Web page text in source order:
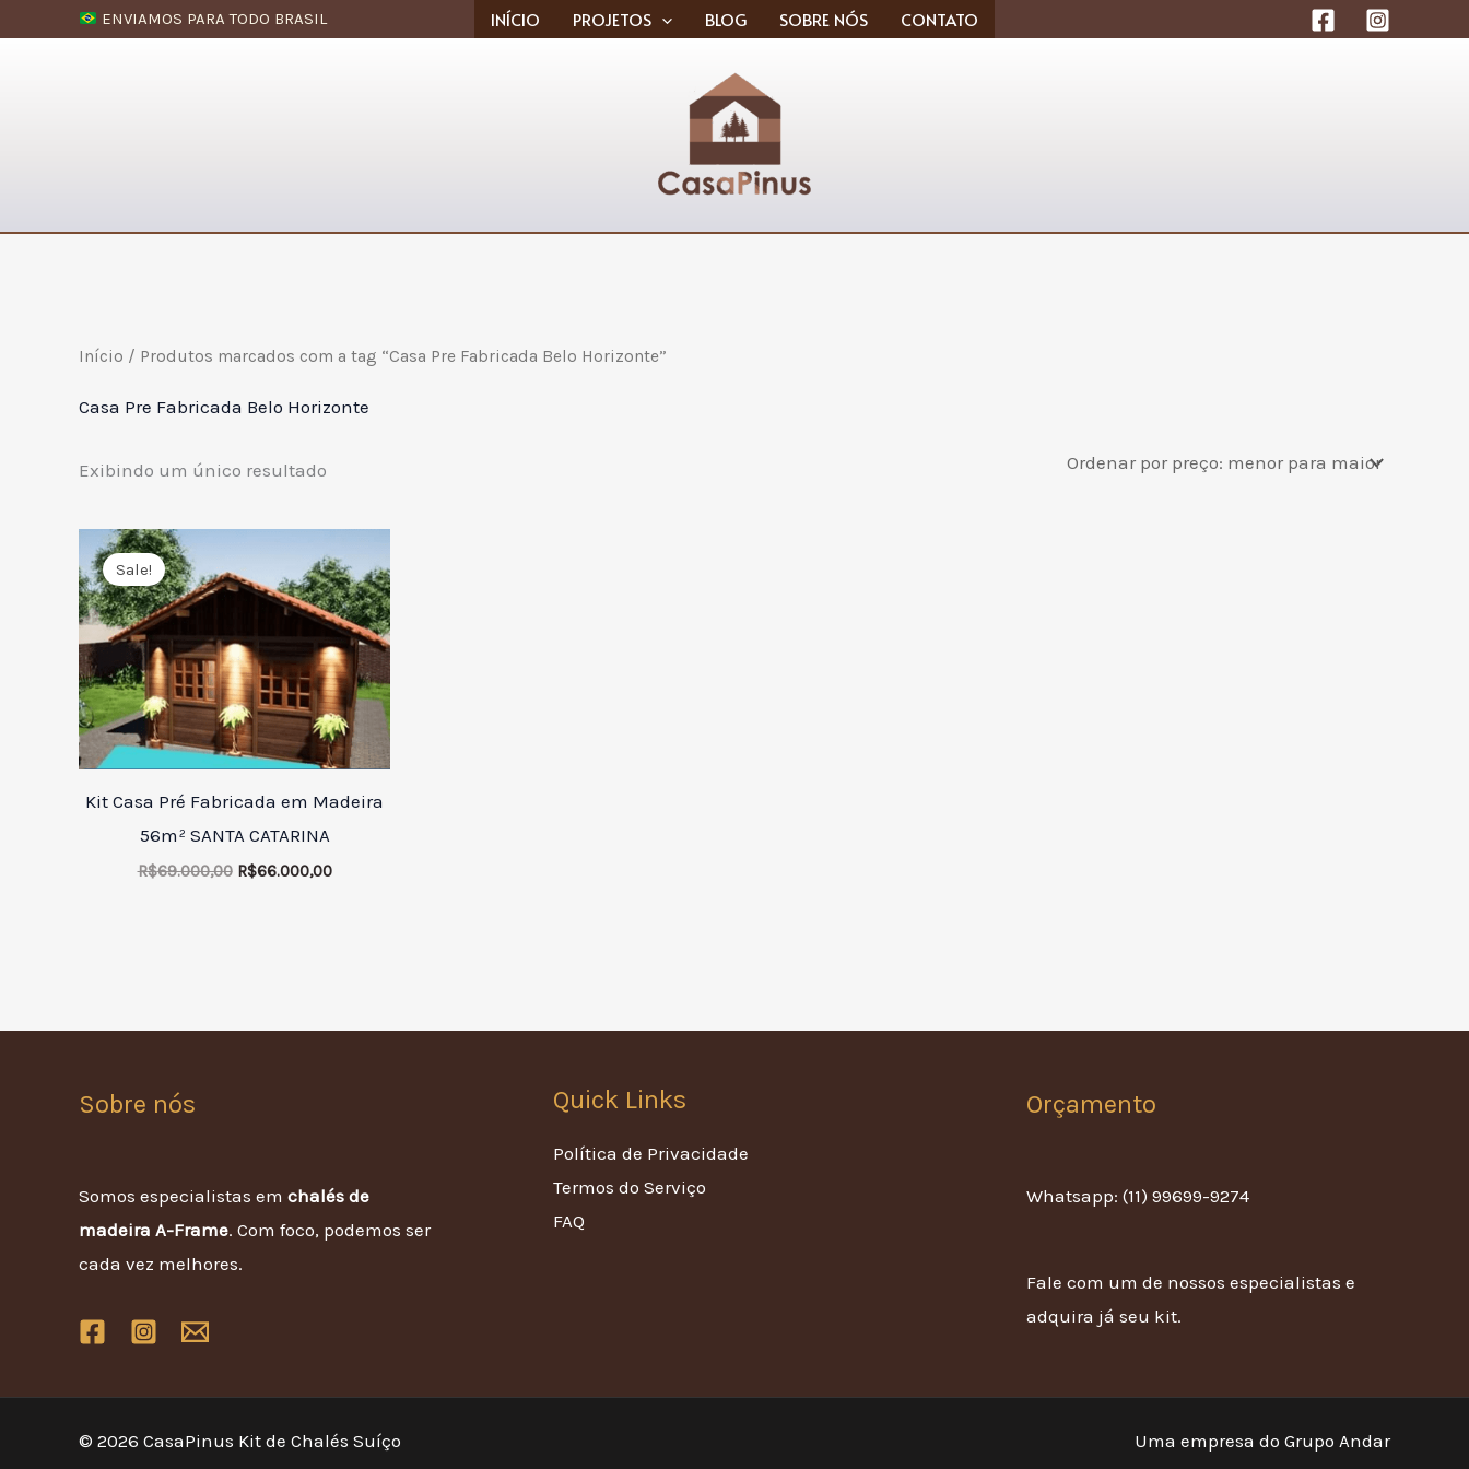
ENVIAMOS PARA TODO BRASIL INÍCIO PROJETOS BLOG SOBRE NÓS CONTATO
Início / Produtos marcados com a tag “Casa Pre Fabricada Belo Horizonte”
Casa Pre Fabricada Belo Horizonte
Exibindo um único resultado
Sale!
Kit Casa Pré Fabricada em Madeira
56m² SANTA CATARINA
R$69.000,00
original
era:
R$69.000,00.
R$66.000,00
preço
atual
é:
R$66.000,00.
Sobre nós
Somos especialistas em chalés de
madeira A-Frame. Com foco, podemos ser
cada vez melhores.
Quick Links
Política de Privacidade
Termos do Serviço
FAQ
Orçamento
Whatsapp: (11) 99699-9274
Fale com um de nossos especialistas e
adquira já seu kit.
© 2026 CasaPinus Kit de Chalés Suíço Uma empresa do Grupo Andar